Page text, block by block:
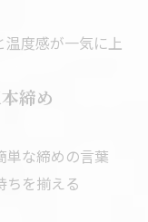
温度感が一気に上
締め
単な締めの言葉
ちを揃える